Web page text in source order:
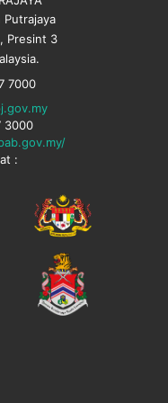
Putrajaya
Presint 3
7000
3000
: